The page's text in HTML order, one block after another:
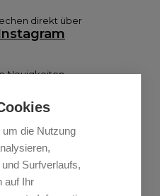
die Nutzung
Surfverlaufs,
auf Ihr
direkt über
Neuigkeiten